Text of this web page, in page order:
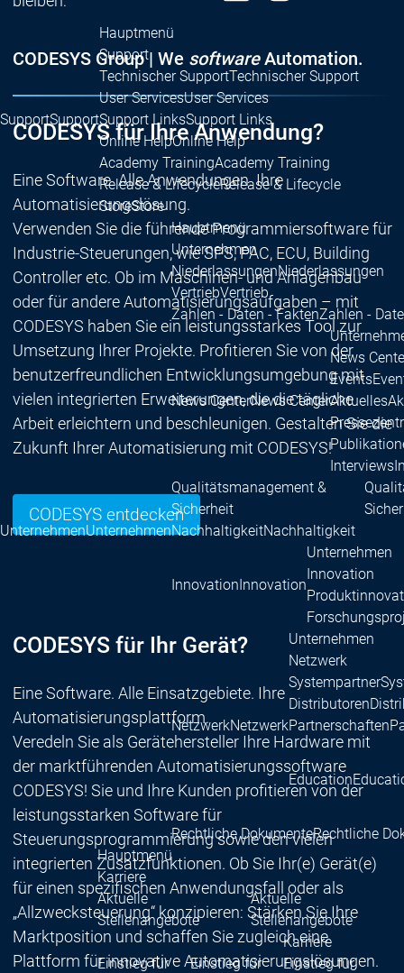
SupportSupport
Hauptmenü
Support
Technischer SupportTechnischer Support
User ServicesUser Services
Support LinksSupport Links
Online HelpOnline Help
Academy TrainingAcademy Training
Release & LifecycleRelease & Lifecycle
StoreStore
UnternehmenUnternehmen
Hauptmenü
Unternehmen
NiederlassungenNiederlassungen
VertriebVertrieb
Zahlen - Daten - FaktenZahlen -
News CenterNews Center
News
Events
Aktuelles
Interviews
Qualitätsmanagement &
Sicherheit
NachhaltigkeitNachhaltigkeit
InnovationInnovation
Unternehmen
Innovation
NetzwerkNetzwerk
Unternehmen
Netzwerk
Systempartner
Distributoren
Partnerschaften
Education
Rechtliche DokumenteRechtliche
Hauptmenü
Karriere
Aktuelle
Stellenangebote
Aktuelle
Stellenangebote
Einstieg für
Einstieg für
Karriere
Einstieg für
CODESYS Group | We softwareAutomation.
CODESYS für Ihre Anwendung?
Eine Software. Alle Anwendungen. Ihre
Automatisierungslösung.
Verwenden Sie die führende Programmiersoftware für
Industrie-Steuerungen, wie SPS, PAC, ECU, Building
Controller etc. Ob im Maschinen- und Anlagenbau
oder für andere Automatisierungsaufgaben – mit
CODESYS haben Sie ein leistungsstarkes Tool zur
Umsetzung Ihrer Projekte. Profitieren Sie von der
benutzerfreundlichen Entwicklungsumgebung mit
vielen integrierten Erweiterungen, die die tägliche
Arbeit erleichtern und beschleunigen. Gestalten Sie die
Zukunft Ihrer Automatisierung mit CODESYS!
CODESYS entdecken
CODESYS für Ihr Gerät?
Eine Software. Alle Einsatzgebiete. Ihre
Automatisierungsplattform.
Veredeln Sie als Gerätehersteller Ihre Hardware mit
der marktführenden Automatisierungssoftware
CODESYS! Sie und Ihre Kunden profitieren von der
leistungsstarken Software für
Steuerungsprogrammierung sowie den vielen
integrierten Zusatzfunktionen. Ob Sie Ihr(e) Gerät(e)
für einen spezifischen Anwendungsfall oder als
„Allzwecksteuerung“ konzipieren: Stärken Sie Ihre
Marktposition und schaffen Sie zugleich eine
Plattform für innovative Automatisierungslösungen.